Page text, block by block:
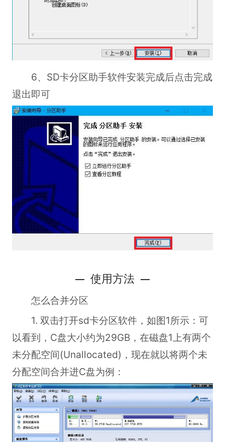
6、SD卡分区助手软件安装完成后点击完成
退出即可
使用方法
怎么合并分区
1. 双击打开sd卡分区软件，如图1所示：可
以看到，C盘大小约为29GB，在磁盘1上有两个
未分配空间(Unallocated)，现在就以将两个未
分配空间合并进C盘为例：